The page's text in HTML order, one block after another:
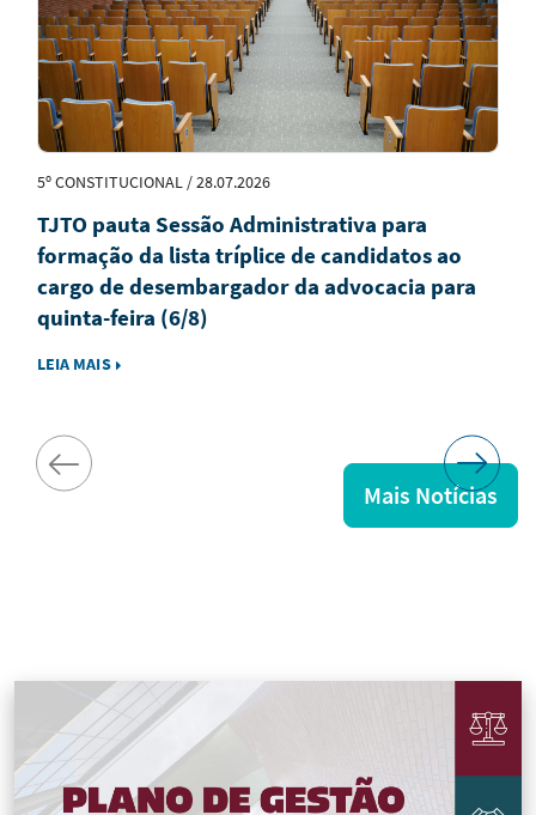
5º CONSTITUCIONAL / 28.07.2026
TJTO pauta Sessão Administrativa para
formação da lista tríplice de candidatos ao
cargo de desembargador da advocacia para
quinta-feira (6/8)
LEIA MAIS
Mais Notícias